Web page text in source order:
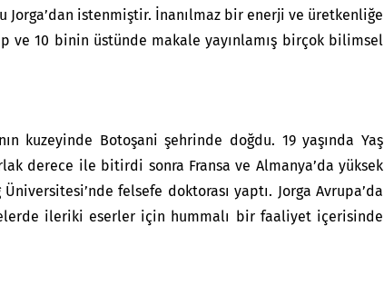
Jorga’dan istenmiştir. İnanılmaz bir enerji ve üretkenliğe
ve 10 binin üstünde makale yayınlamış birçok bilimsel
kuzeyinde Botoşani şehrinde doğdu. 19 yaşında Yaş
derece ile bitirdi sonra Fransa ve Almanya’da yüksek
felsefe doktorası yaptı. Jorga Avrupa’da
ileriki eserler için hummalı bir faaliyet içerisinde